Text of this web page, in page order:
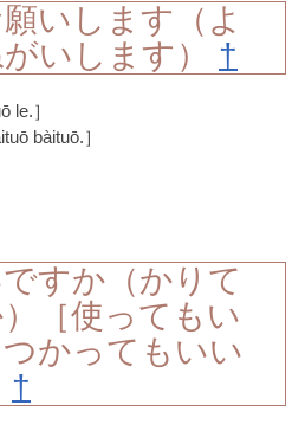
いします（よ
いします） †
le.］
bàituō.］
すか（かりて
［使ってもい
かってもいい
†